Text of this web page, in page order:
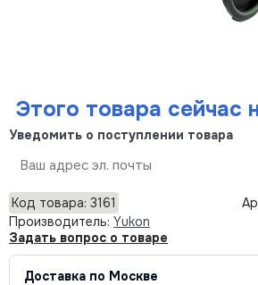
Этого товара сейчас
Уведомить о поступлении товара
Код товара: 3161
Производитель: Yukon
Задать вопрос о товаре
Доставка по Москве